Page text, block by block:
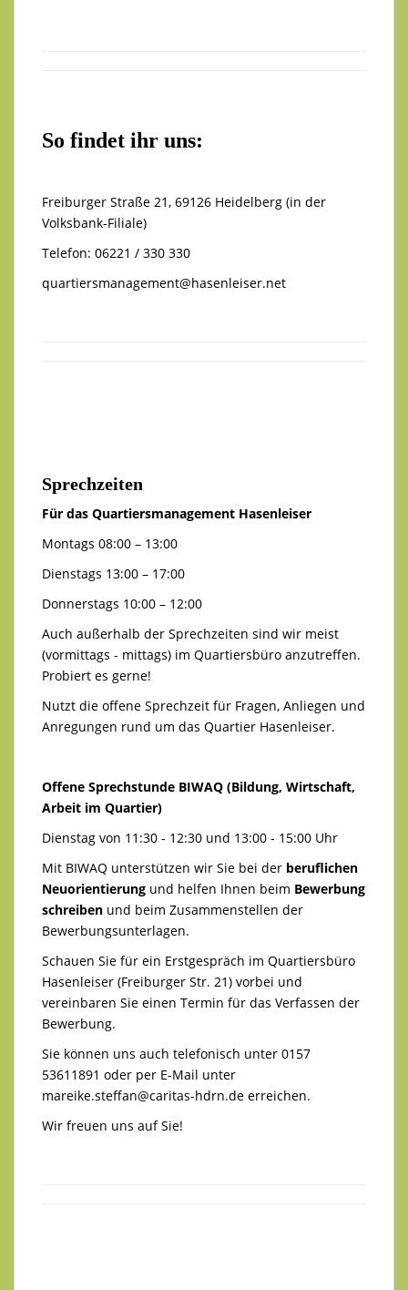
So findet ihr uns:
Freiburger Straße 21, 69126 Heidelberg (in der
Volksbank-Filiale)
Telefon: 06221 / 330 330
quartiersmanagement@hasenleiser.net
Sprechzeiten
Für das Quartiersmanagement Hasenleiser
Montags 08:00 – 13:00
Dienstags 13:00 – 17:00
Donnerstags 10:00 – 12:00
Auch außerhalb der Sprechzeiten sind wir meist
(vormittags - mittags) im Quartiersbüro anzutreffen.
Probiert es gerne!
Nutzt die offene Sprechzeit für Fragen, Anliegen und
Anregungen rund um das Quartier Hasenleiser.
Offene Sprechstunde BIWAQ (Bildung, Wirtschaft,
Arbeit im Quartier)
Dienstag von 11:30 - 12:30 und 13:00 - 15:00 Uhr
Mit BIWAQ unterstützen wir Sie bei der beruflichen
Neuorientierung und helfen Ihnen beim Bewerbung
schreiben und beim Zusammenstellen der
Bewerbungsunterlagen.
Schauen Sie für ein Erstgespräch im Quartiersbüro
Hasenleiser (Freiburger Str. 21) vorbei und
vereinbaren Sie einen Termin für das Verfassen der
Bewerbung.
Sie können uns auch telefonisch unter 0157
53611891 oder per E-Mail unter
mareike.steffan@caritas-hdrn.de erreichen.
Wir freuen uns auf Sie!